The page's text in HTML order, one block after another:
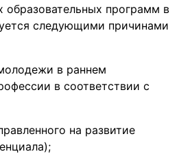
программ в
следующими причинами
в раннем
в соответствии с
на развитие